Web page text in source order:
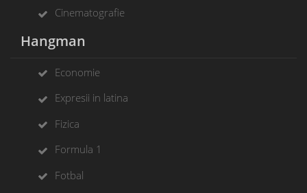
Cinematografie
Hangman
Economie
Expresii in latina
Fizica
Formula 1
Fotbal